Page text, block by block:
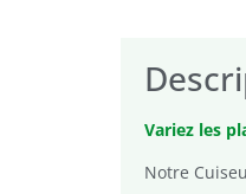
Variez les
Notre